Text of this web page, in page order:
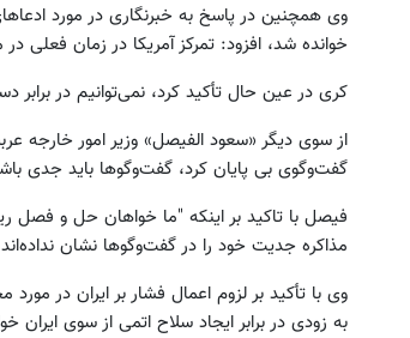
وی همچنین در پاسخ به خبرنگاری در مورد
خوانده شد، افزود: تمرکز آمریکا در زمان فعلی
کری در عین حال تأکید کرد، نمی‌توانیم در
از سوی دیگر «سعود الفیصل» وزیر امور خارجه
گفت‌وگوی بی پایان کرد، گفت‌وگوها باید جدی
فیصل با تاکید بر اینکه "ما خواهان حل و فصل
مذاکره جدیت خود را در گفت‌وگو‌ها نشان
وی با تأکید بر لزوم اعمال فشار بر ایران در
به زودی در برابر ایجاد سلاح اتمی از سوی ایران